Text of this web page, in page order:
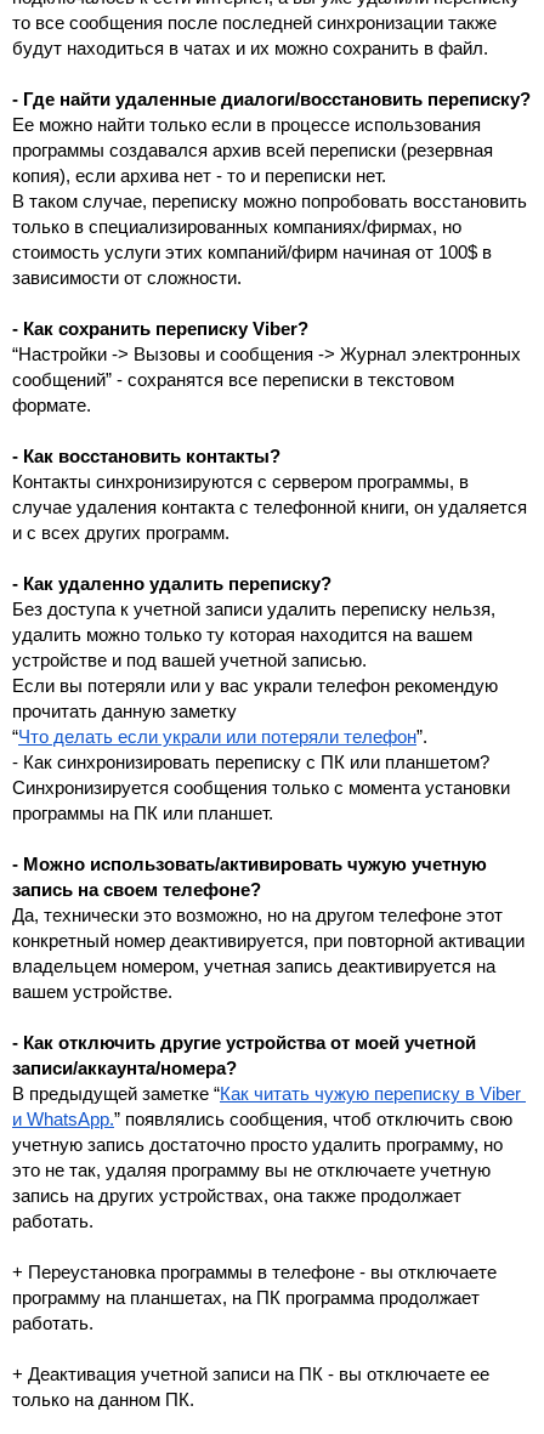
то все сообщения после последней синхронизации также
будут находиться в чатах и их можно сохранить в файл.
- Где найти удаленные диалоги/восстановить переписку?
Ее можно найти только если в процессе использования
программы создавался архив всей переписки (резервная
копия), если архива нет - то и переписки нет.
В таком случае, переписку можно попробовать восстановить
только в специализированных компаниях/фирмах, но
стоимость услуги этих компаний/фирм начиная от 100$ в
зависимости от сложности.
- Как сохранить переписку Viber?
“Настройки -> Вызовы и сообщения -> Журнал электронных
сообщений” - сохранятся все переписки в текстовом
формате.
- Как восстановить контакты?
Контакты синхронизируются с сервером программы, в
случае удаления контакта с телефонной книги, он удаляется
и с всех других программ.
- Как удаленно удалить переписку?
Без доступа к учетной записи удалить переписку нельзя,
удалить можно только ту которая находится на вашем
устройстве и под вашей учетной записью.
Если вы потеряли или у вас украли телефон рекомендую
прочитать данную заметку
“Что делать если украли или потеряли телефон”.
- Как синхронизировать переписку с ПК или планшетом?
Синхронизируется сообщения только с момента установки
программы на ПК или планшет.
- Можно использовать/активировать чужую учетную
запись на своем телефоне?
Да, технически это возможно, но на другом телефоне этот
конкретный номер деактивируется, при повторной активации
владельцем номером, учетная запись деактивируется на
вашем устройстве.
- Как отключить другие устройства от моей учетной
записи/аккаунта/номера?
В предыдущей заметке “Как читать чужую переписку в Viber
и WhatsApp.” появлялись сообщения, чтоб отключить свою
учетную запись достаточно просто удалить программу, но
это не так, удаляя программу вы не отключаете учетную
запись на других устройствах, она также продолжает
работать.
+ Переустановка программы в телефоне - вы отключаете
программу на планшетах, на ПК программа продолжает
работать.
+ Деактивация учетной записи на ПК - вы отключаете ее
только на данном ПК.